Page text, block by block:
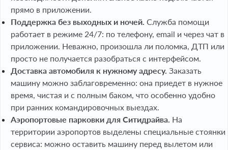
прямо в приложении.
Поддержка без выходных и ночей. Служба помощи
работает в режиме 24/7: по телефону, email и через чат в
приложении. Неважно, произошла ли поломка, ДТП или
просто не получается разобраться с интерфейсом.
Доставка автомобиля к нужному адресу. Заказать
машину можно заблаговременно: она приедет в нужное
время, чистая и с полным баком, что особенно удобно
при ранних командировочных выездах.
Аэропортовые парковки для Ситидрайва. На
территории аэропортов выделены специальные стоянки
сервиса: можно оставить машину перед вылетом или